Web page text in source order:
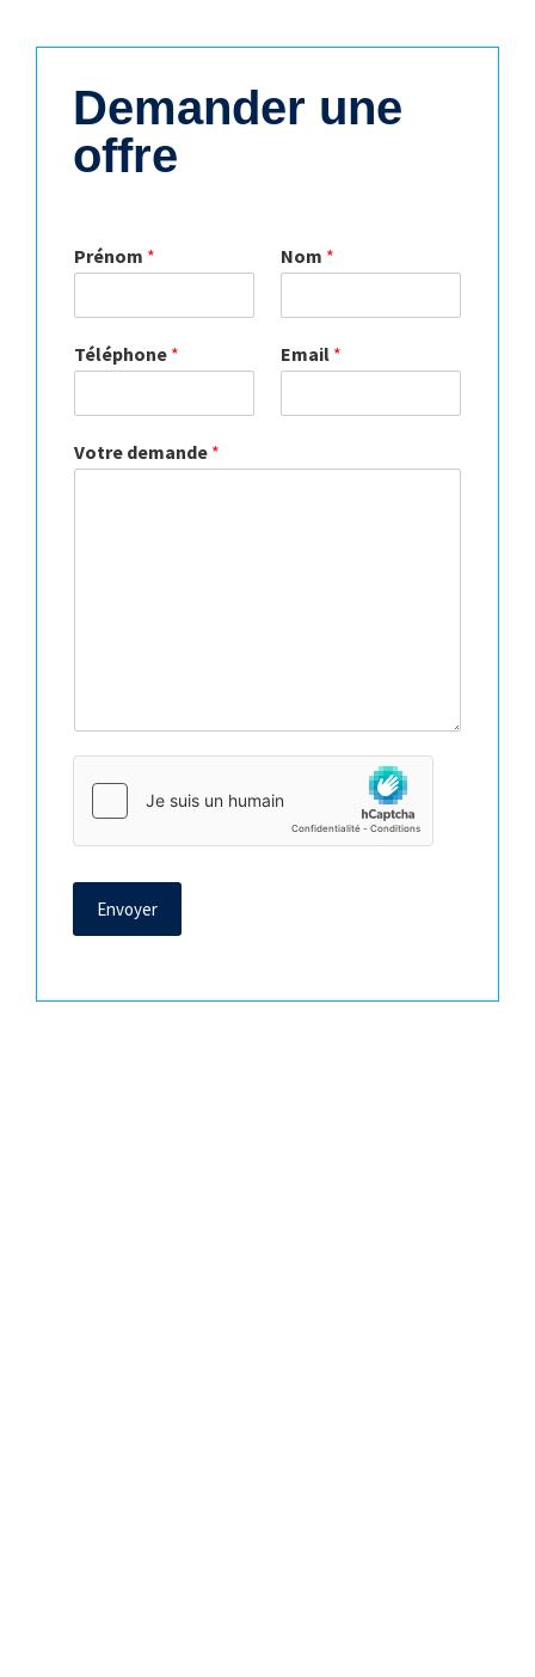
Demander une
offre
Prénom * Nom *
Téléphone * Email *
Votre demande *
Envoyer